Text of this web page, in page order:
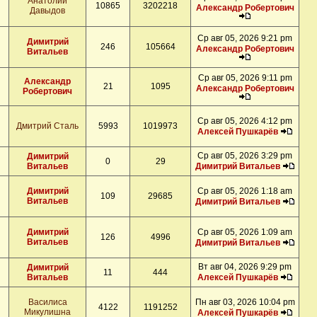
Давыдов
10865 3202218
Александр Робертович
Димитрий
Витальев
246 105664
Ср авг 05, 2026 9:21 pm
Александр Робертович
Александр
Робертович
21 1095
Ср авг 05, 2026 9:11 pm
Александр Робертович
Дмитрий Сталь 5993 1019973
Ср авг 05, 2026 4:12 pm
Алексей Пушкарёв
Димитрий
Витальев
0 29
Ср авг 05, 2026 3:29 pm
Димитрий Витальев
Димитрий
Витальев
109 29685
Ср авг 05, 2026 1:18 am
Димитрий Витальев
Димитрий
Витальев
126 4996
Ср авг 05, 2026 1:09 am
Димитрий Витальев
Димитрий
Витальев
11 444
Вт авг 04, 2026 9:29 pm
Алексей Пушкарёв
Василиса
Микулишна
4122 1191252
Пн авг 03, 2026 10:04 pm
Алексей Пушкарёв